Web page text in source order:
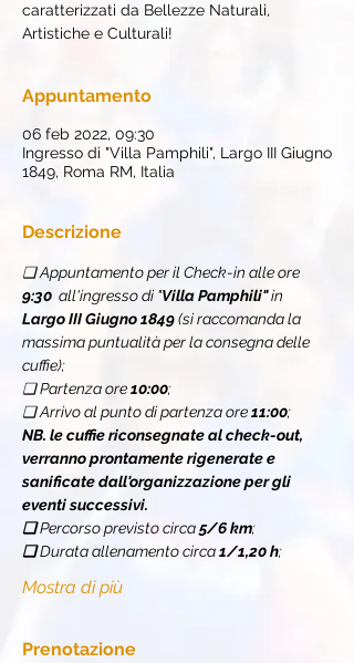
caratterizzati da Bellezze Naturali,
Artistiche e Culturali!
Appuntamento
06 feb 2022, 09:30
Ingresso di "Villa Pamphili", Largo III Giugno
1849, Roma RM, Italia
Descrizione
❏ Appuntamento per il Check-in alle ore
9:30 all'ingresso di "Villa Pamphili" in
Largo III Giugno 1849 (si raccomanda la
massima puntualità per la consegna delle
cuffie);
❏ Partenza ore 10:00;
❏ Arrivo al punto di partenza ore 11:00;
NB. le cuffie riconsegnate al check-out,
verranno prontamente rigenerate e
sanificate dall'organizzazione per gli
eventi successivi.
❏ Percorso previsto circa 5/6 km;
❏ Durata allenamento circa 1/1,20 h;
Mostra di più
Prenotazione